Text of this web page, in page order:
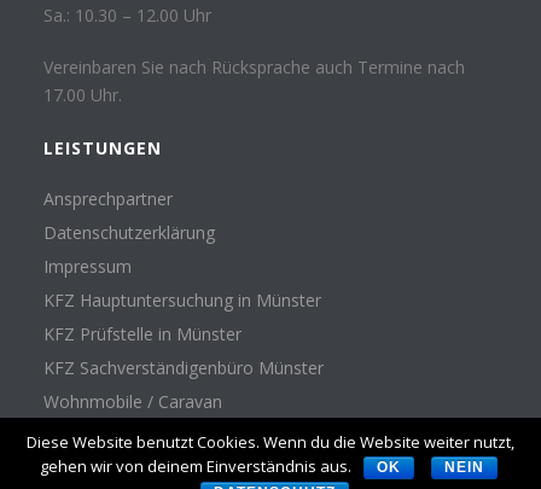
Sa.: 10.30 – 12.00 Uhr
Vereinbaren Sie nach Rücksprache auch Termine nach
17.00 Uhr.
LEISTUNGEN
Ansprechpartner
Datenschutzerklärung
Impressum
KFZ Hauptuntersuchung in Münster
KFZ Prüfstelle in Münster
KFZ Sachverständigenbüro Münster
Wohnmobile / Caravan
Diese Website benutzt Cookies. Wenn du die Website weiter nutzt,
gehen wir von deinem Einverständnis aus.
OK
NEIN